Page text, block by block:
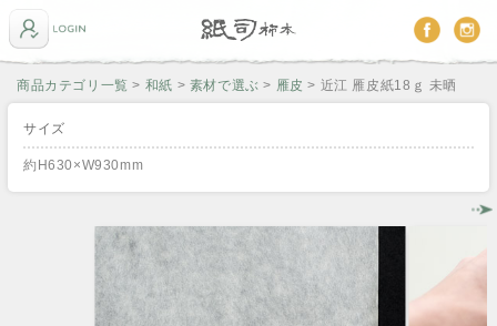
商品カテゴリ一覧 > 和紙 > 素材で選ぶ > 雁皮 > 近江 雁皮紙18ｇ 未晒
サイズ
約H630×W930mm